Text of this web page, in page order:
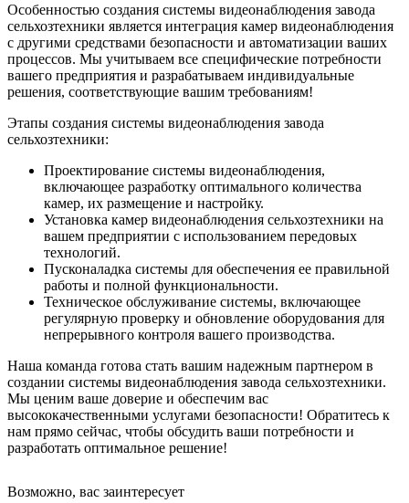
Особенностью создания системы видеонаблюдения завода
сельхозтехники является интеграция камер видеонаблюдения
с другими средствами безопасности и автоматизации ваших
процессов. Мы учитываем все специфические потребности
вашего предприятия и разрабатываем индивидуальные
решения, соответствующие вашим требованиям!
Этапы создания системы видеонаблюдения завода
сельхозтехники:
Проектирование системы видеонаблюдения,
включающее разработку оптимального количества
камер, их размещение и настройку.
Установка камер видеонаблюдения сельхозтехники на
вашем предприятии с использованием передовых
технологий.
Пусконаладка системы для обеспечения ее правильной
работы и полной функциональности.
Техническое обслуживание системы, включающее
регулярную проверку и обновление оборудования для
непрерывного контроля вашего производства.
Наша команда готова стать вашим надежным партнером в
создании системы видеонаблюдения завода сельхозтехники.
Мы ценим ваше доверие и обеспечим вас
высококачественными услугами безопасности! Обратитесь к
нам прямо сейчас, чтобы обсудить ваши потребности и
разработать оптимальное решение!
Возможно, вас заинтересует